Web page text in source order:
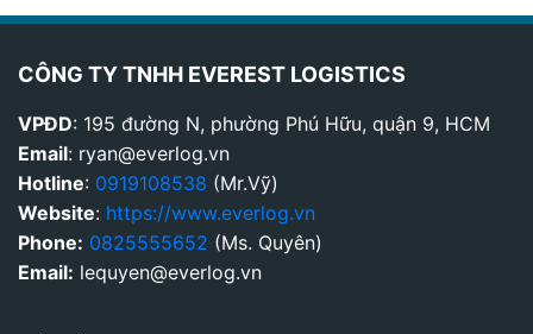
CÔNG TY TNHH EVEREST LOGISTICS
VPĐD: 195 đường N, phường Phú Hữu, quận 9, HCM
Email: ryan@everlog.vn
Hotline: 0919108538 (Mr.Vỹ)
Website: https://www.everlog.vn
Phone: 0825555652 (Ms. Quyên)
Email: lequyen@everlog.vn